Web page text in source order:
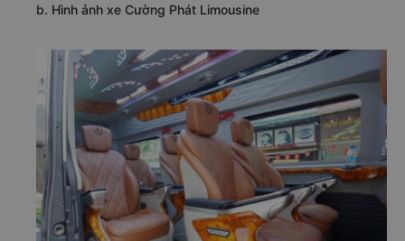
b. Hình ảnh xe Cường Phát Limousine